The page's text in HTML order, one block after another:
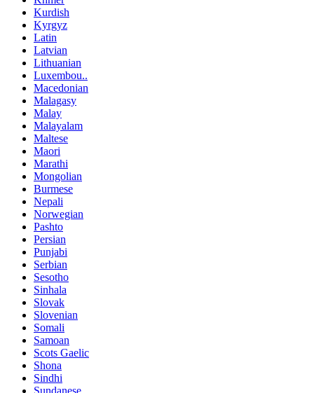
Kurdish
Kyrgyz
Latin
Latvian
Lithuanian
Luxembou..
Macedonian
Malagasy
Malay
Malayalam
Maltese
Maori
Marathi
Mongolian
Burmese
Nepali
Norwegian
Pashto
Persian
Punjabi
Serbian
Sesotho
Sinhala
Slovak
Slovenian
Somali
Samoan
Scots Gaelic
Shona
Sindhi
Sundanese